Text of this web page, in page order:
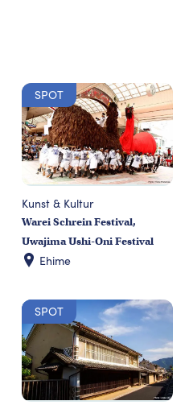
SPOT
Kunst & Kultur
Warei Schrein Festival,
Uwajima Ushi-Oni Festival
Ehime
SPOT